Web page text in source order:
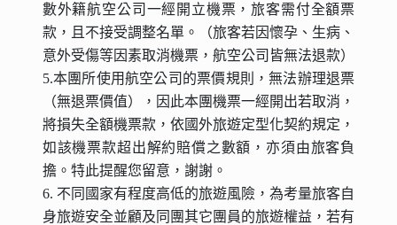
數外籍航空公司一經開立機票，旅客需付全額票
款，且不接受調整名單。（旅客若因懷孕、生病、
意外受傷等因素取消機票，航空公司皆無法退款）
5.本團所使用航空公司的票價規則，無法辦理退票
（無退票價值），因此本團機票一經開出若取消，
將損失全額機票款，依國外旅遊定型化契約規定，
如該機票款超出解約賠償之數額，亦須由旅客負
擔。特此提醒您留意，謝謝。
6. 不同國家有程度高低的旅遊風險，為考量旅客自
身旅遊安全並顧及同團其它團員的旅遊權益，若有